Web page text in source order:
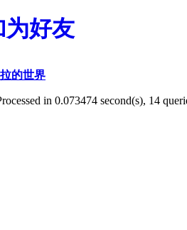
为好友
的世界
in 0.073474 second(s), 14